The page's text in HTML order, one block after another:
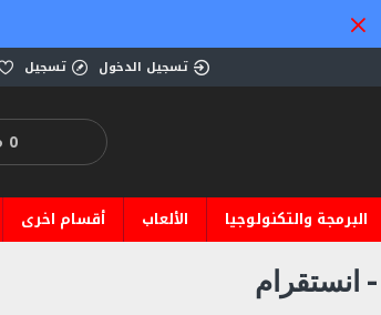
تسجيل الدخول تسجيل
0 منتجات - S.R 0.00
البرمجة والتكنولوجيا الألعاب أقسام اخرى